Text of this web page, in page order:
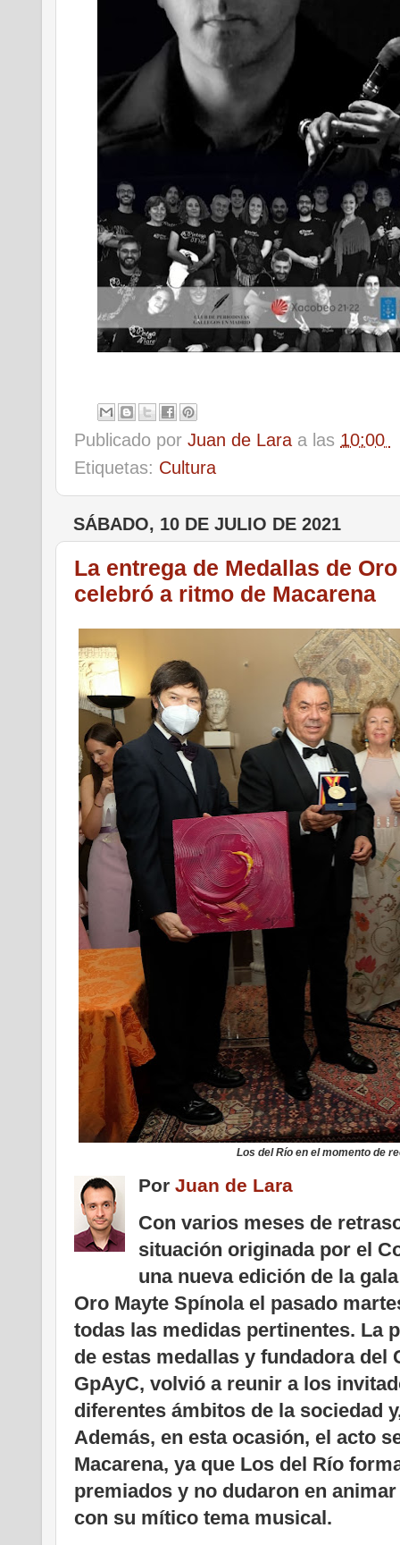
Publicado por Juan de Lara a las 10:00
Etiquetas: Cultura
SÁBADO, 10 DE JULIO DE 2021
La entrega de Medallas de
celebró a ritmo de Macarena
Los del Río en el momento de
Por Juan de Lara
Con varios meses de
situación originada por el
una nueva edición de la
Oro Mayte Spínola el pasado
todas las medidas pertinentes. La
de estas medallas y fundadora del
GpAyC, volvió a reunir a los
diferentes ámbitos de la sociedad
Además, en esta ocasión, el acto
Macarena, ya que Los del Río
premiados y no dudaron en
con su mítico tema musical.